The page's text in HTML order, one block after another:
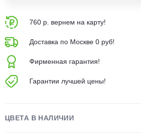
760 р. вернем на карту!
Доставка по Москве 0 руб!
Фирменная гарантия!
Гарантии лучшей цены!
ЦВЕТА В НАЛИЧИИ
недели